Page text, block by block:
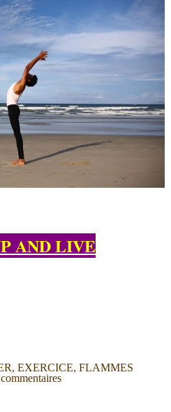
AND LIVE
EXERCICE,FLAMMES
commentaires